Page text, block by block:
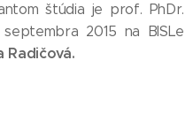
štúdia je prof. PhDr.
2015 na BISLe
Radičová.